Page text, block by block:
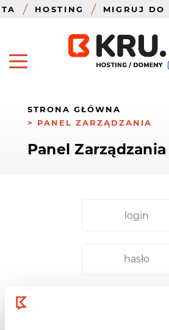
HOSTING MIGRUJ DO
STRONA GŁÓWNA
PANEL ZARZĄDZANIA
Panel Zarządzania